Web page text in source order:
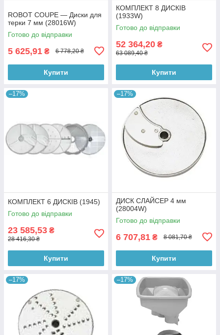
ROBOT COUPE — Диски для
терки 7 мм (28016W)
Готово до відправки
5 625,91 ₴ 6 778,20 ₴
Купити
КОМПЛЕКТ 8 ДИСКІВ
(1933W)
Готово до відправки
52 364,20 ₴
63 089,40 ₴
Купити
–17%
КОМПЛЕКТ 6 ДИСКІВ (1945)
Готово до відправки
23 585,53 ₴
28 416,30 ₴
Купити
–17%
ДИСК СЛАЙСЕР 4 мм
(28004W)
Готово до відправки
6 707,81 ₴ 8 081,70 ₴
Купити
–17% –17%